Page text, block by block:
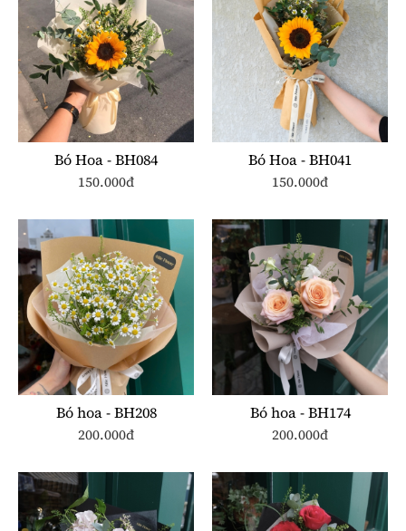
Bó Hoa - BH084
150.000đ
Bó Hoa - BH041
150.000đ
Bó hoa - BH208
200.000đ
Bó hoa - BH174
200.000đ